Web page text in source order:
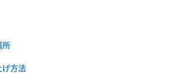
所
げ方法